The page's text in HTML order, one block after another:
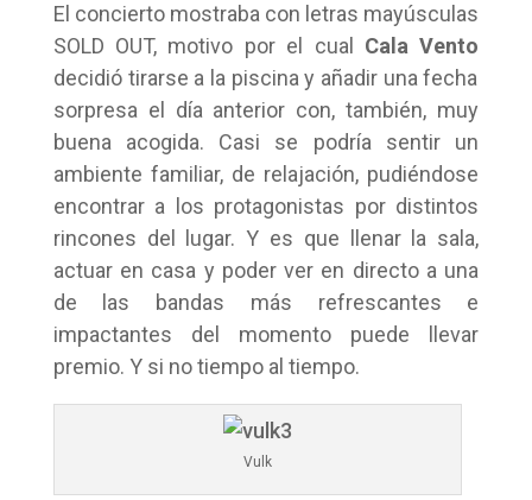
El concierto mostraba con letras mayúsculas
SOLD OUT, motivo por el cual Cala Vento
decidió tirarse a la piscina y añadir una fecha
sorpresa el día anterior con, también, muy
buena acogida. Casi se podría sentir un
ambiente familiar, de relajación, pudiéndose
encontrar a los protagonistas por distintos
rincones del lugar. Y es que llenar la sala,
actuar en casa y poder ver en directo a una
de las bandas más refrescantes e
impactantes del momento puede llevar
premio. Y si no tiempo al tiempo.
Vulk